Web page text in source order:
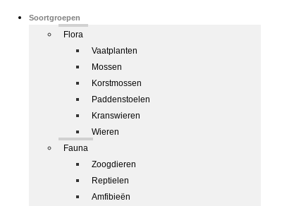
Soortgroepen
Flora
Vaatplanten
Mossen
Korstmossen
Paddenstoelen
Kranswieren
Wieren
Fauna
Zoogdieren
Reptielen
Amfibieën